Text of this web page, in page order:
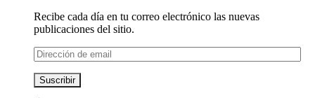
Recibe cada día en tu correo electrónico las nuevas
publicaciones del sitio.
Dirección
de
email
Suscribir